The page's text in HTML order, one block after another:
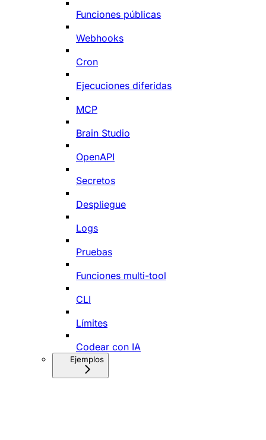
Funciones públicas
Webhooks
Cron
Ejecuciones diferidas
MCP
Brain Studio
OpenAPI
Secretos
Despliegue
Logs
Pruebas
Funciones multi-tool
CLI
Límites
Codear con IA
Ejemplos